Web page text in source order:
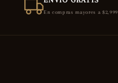
En compras mayores a $2,999